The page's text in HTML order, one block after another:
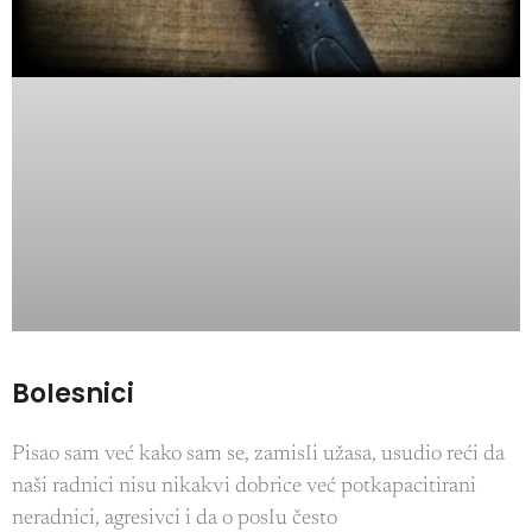
BoIesnici
Pisao sam već kako sam se, zamisIi užasa, usudio reći da
naši radnici nisu nikakvi dobrice već potkapacitirani
neradnici, agresivci i da o posIu često